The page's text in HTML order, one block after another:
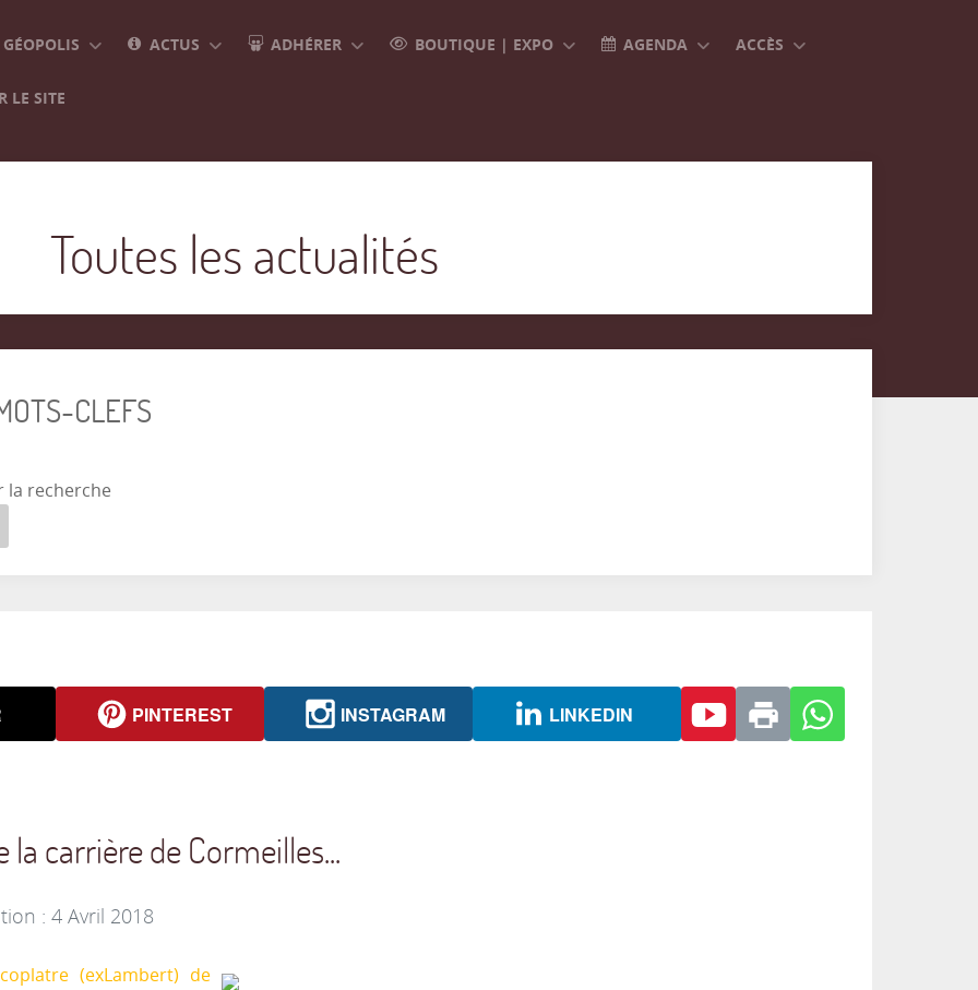
GÉOPOLIS ACTUS ADHÉRER BOUTIQUE | EXPO AGENDA ACCÈS
LE SITE
Toutes les actualités
CLEFS
la recherche
PINTEREST INSTAGRAM LINKEDIN
carrière de Cormeilles...
: 4 Avril 2018
(exLambert) de